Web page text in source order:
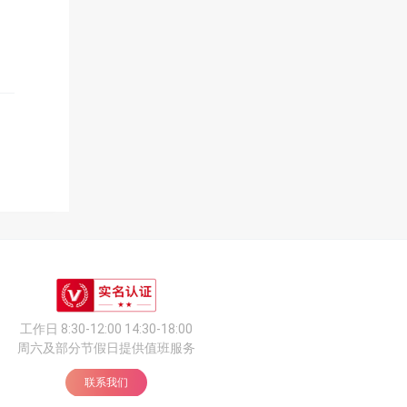
工作日 8:30-12:00 14:30-18:00
周六及部分节假日提供值班服务
联系我们